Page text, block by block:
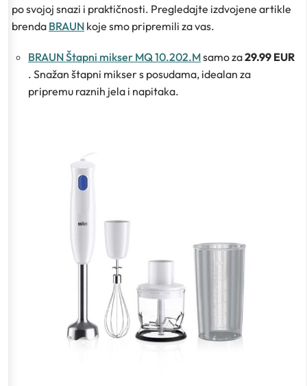
po svojoj snazi i praktičnosti. Pregledajte izdvojene artikle
brenda BRAUN koje smo pripremili za vas.
BRAUN Štapni mikser MQ 10.202.Msamo za29.99 EUR
. Snažan štapni mikser s posudama, idealan za
pripremu raznih jela i napitaka.